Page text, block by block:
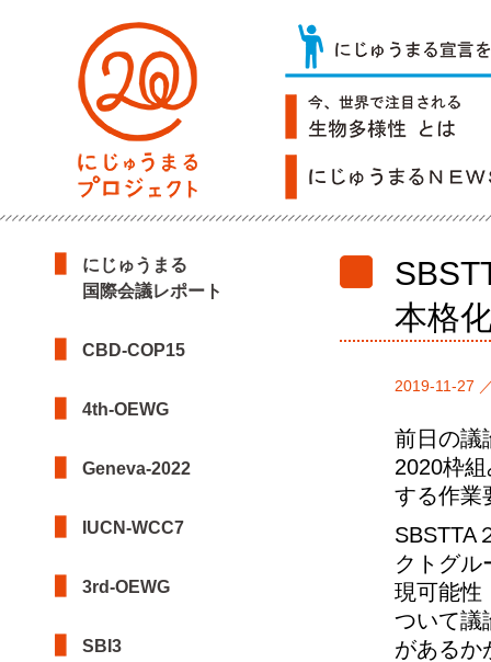
にじゅうまる
国際会議レポート
CBD-COP15
4th-OEWG
Geneva-2022
IUCN-WCC7
3rd-OEWG
SBI3
本格
2019-11-27
前日の議
2020枠
する作業
SBSTTA
クトグル
現可能性
ついて議
があるか